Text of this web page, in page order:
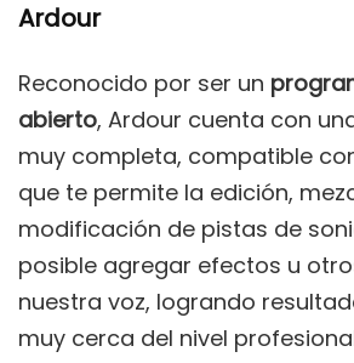
Ardour
Reconocido por ser un
abierto, Ardour cuenta con
muy completa, compatible
que te permite la edición,
modificación de pistas de
posible agregar efectos u
nuestra voz, logrando
muy cerca del nivel